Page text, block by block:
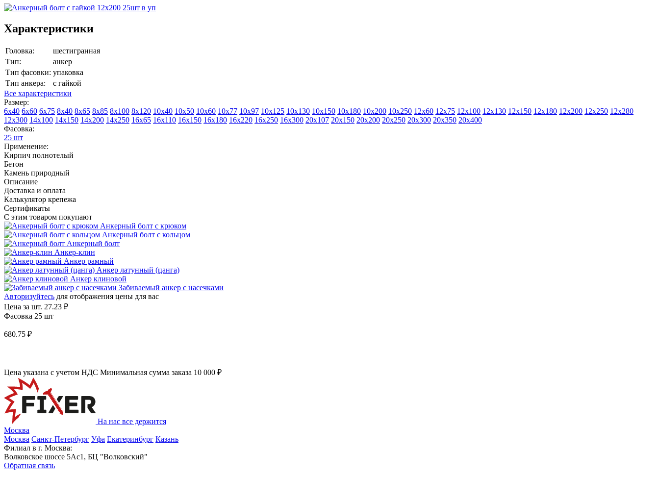
Характеристики
Головка:
шестигранная
Тип:
анкер
Тип фасовки: упаковка
Тип анкера:
с гайкой
Все характеристики
Размер:
6х40 6х60 6х75 8х40 8х65 8х85 8х100 8х120 10х40 10х50 10х60 10х77 10х97 10х125 10х130 10х150 10х180 10х200 10х250 12х60 12х75 12х100 12х130 12х150 12х180 12х200 12х250 12х280
12х300 14х100 14х150 14х200 14х250 16х65 16х110 16х150 16х180 16х220 16х250 16х300 20х107 20х150 20х200 20х250 20х300 20х350 20х400
Фасовка:
25 шт
Применение:
Кирпич полнотелый
Бетон
Камень природный
Описание
Доставка и оплата
Калькулятор крепежа
Сертификаты
С этим товаром покупают
Анкерный болт с крюком
Анкерный болт с кольцом
Анкерный болт
Анкер-клин
Анкер рамный
Анкер латунный (цанга)
Анкер клиновой
Забиваемый анкер с насечками
Авторизуйтесь для отображения цены для вас
Цена за шт. 27.23 ₽
Фасовка 25 шт
680.75 ₽
Цена указана с учетом НДС Минимальная сумма заказа 10 000 ₽
На нас все держится
Москва
Москва Санкт-Петербург Уфа Екатеринбург Казань
Филиал в г. Москва:
Волковское шоссе 5Ас1, БЦ "Волковский"
Обратная связь